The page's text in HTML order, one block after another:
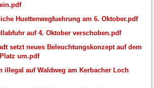
Huettenwegfuehrung am 6. Oktober.pdf
auf 4. Oktober verschoben.pdf
setzt neues Beleuchtungskonzept auf dem
um.pdf
illegal auf Waldweg am Kerbacher Loch